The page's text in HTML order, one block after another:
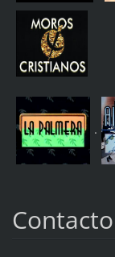
.
Contacto